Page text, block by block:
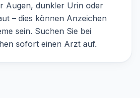
Augen, dunkler Urin oder
– dies können Anzeichen
sein. Suchen Sie bei
sofort einen Arzt auf.